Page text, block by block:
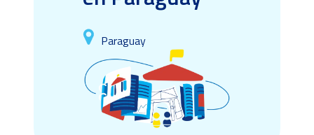
Paraguay